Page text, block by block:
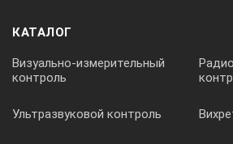
КАТАЛОГ
Визуально-измерительный
контроль
Ультразвуковой контроль